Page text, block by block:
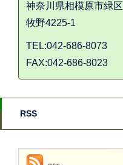
神奈川県相模原市緑区
牧野4225-1
TEL:042-686-8073
FAX:042-686-8023
RSS